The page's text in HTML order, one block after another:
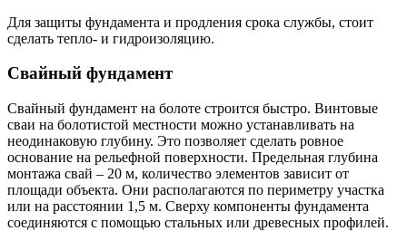
Для защиты фундамента и продления срока службы, стоит
сделать тепло- и гидроизоляцию.
Свайный фундамент
Свайный фундамент на болоте строится быстро. Винтовые
сваи на болотистой местности можно устанавливать на
неодинаковую глубину. Это позволяет сделать ровное
основание на рельефной поверхности. Предельная глубина
монтажа свай – 20 м, количество элементов зависит от
площади объекта. Они располагаются по периметру участка
или на расстоянии 1,5 м. Сверху компоненты фундамента
соединяются с помощью стальных или древесных профилей.